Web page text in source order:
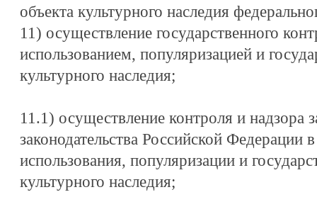
объекта культурного наследия
11) осуществление государственного
использованием, популяризацией и
культурного наследия;
11.1) осуществление контроля и надзора
законодательства Российской Федерации
использования, популяризации и
культурного наследия;